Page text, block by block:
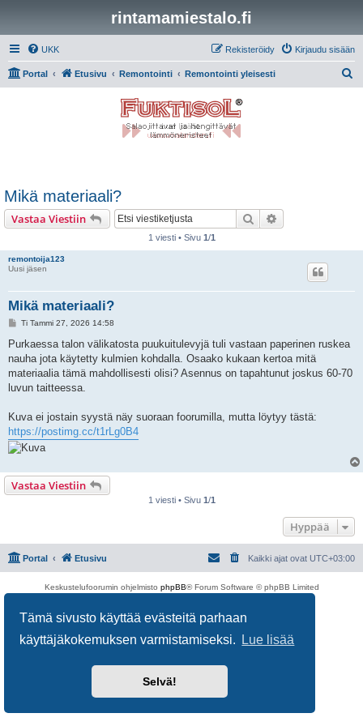
Tämä sivusto käyttää evästeitä parhaan
käyttäjäkokemuksen varmistamiseksi.
Lue lisää
Selvä!
rintamamiestalo.fi
UKK Kirjaudu sisään
Rekisteröidy
Portal Etusivu Remontointi Remontointi yleisesti
Mikä materiaali?
Vastaa Viestiin Etsi
1 viesti • Sivu 1/1
remontoija123
Uusi jäsen
Mikä materiaali?
V
e
t
i
Ti Tammi 27, 2026 14:58
Purkaessa talon välikatosta puukuitulevyjä tuli vastaan paperinen ruskea
nauha jota käytetty kulmien kohdalla. Osaako kukaan kertoa mitä
materiaalia tämä mahdollisesti olisi? Asennus on tapahtunut joskus 60-70
luvun taitteessa.
Kuva ei jostain syystä näy suoraan foorumilla, mutta löytyy tästä:
https://postimg.cc/t1rLg0B4
Vastaa Viestiin
1 viesti • Sivu 1/1
Hyppää
Portal Etusivu Kaikki ajat ovat UTC+03:00
Keskustelufoorumin ohjelmisto phpBB® Forum Software © phpBB Limited
Yksityisyys|Ehdot